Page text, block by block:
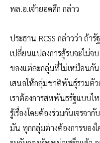
พล.อ.เจ้ายอดศึก กล่าว
ประธาน RCSS กล่าวว่า ถ้
เปลี่ยนแปลงการสู้รบจะไม่
ของแต่ละกลุ่มที่ไม่เหมือนกั
เสนอให้กลุ่มชาติพันธุ์รวมตัว
เราต้องการสหพันธรัฐแบบ
รู้เรื่องโดยต้องร่วมกันเจรจา
มัน ทุกกลุ่มต่างต้องการของ